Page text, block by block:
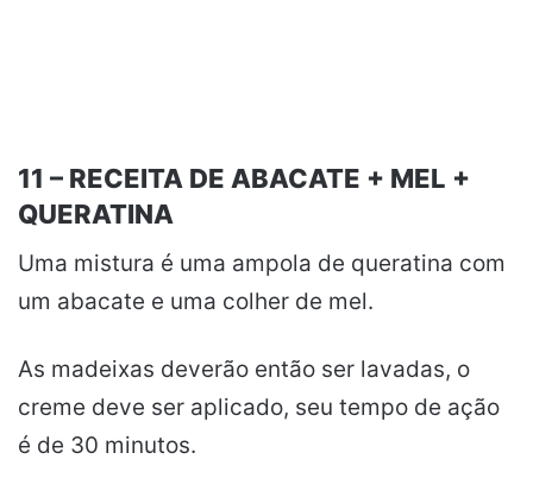
11 – RECEITA DE ABACATE + MEL +
QUERATINA
Uma mistura é uma ampola de queratina com
um abacate e uma colher de mel.
As madeixas deverão então ser lavadas, o
creme deve ser aplicado, seu tempo de ação
é de 30 minutos.